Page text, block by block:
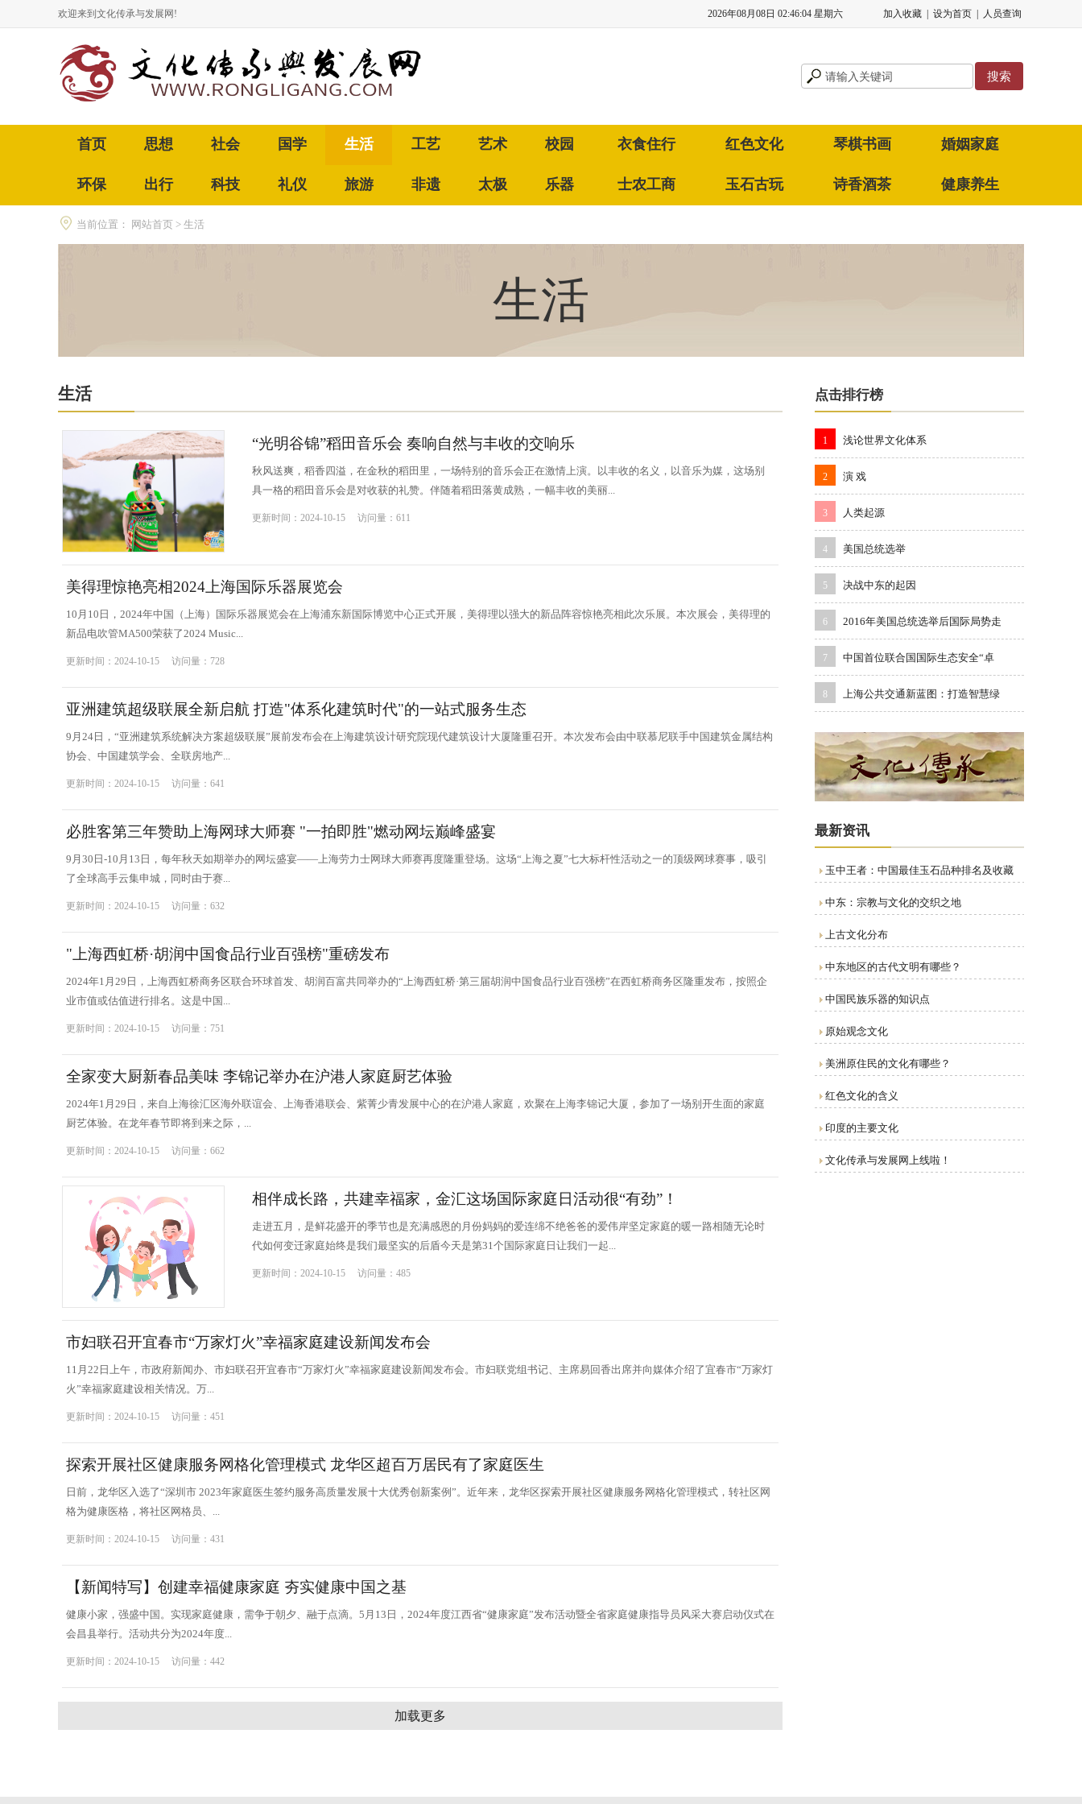
欢迎来到文化传承与发展网! 2026年08月08日 02:46:04 星期六 加入收藏 设为首页 人员查询
首页 思想 社会 国学 生活 工艺 艺术 校园 衣食住行 红色文化 琴棋书画 婚姻家庭
环保 出行 科技 礼仪 旅游 非遗 太极 乐器 士农工商 玉石古玩 诗香酒茶 健康养生
当前位置： 网站首页 > 生活
生活
生活
“光明谷锦”稻田音乐会 奏响自然与丰收的交响乐
秋风送爽，稻香四溢，在金秋的稻田里，一场特别的音乐会正在激情上演。以丰收的名义，以音乐为媒，这场别
具一格的稻田音乐会是对收获的礼赞。伴随着稻田落黄成熟，一幅丰收的美丽...
更新时间：2024-10-15 访问量：611
美得理惊艳亮相2024上海国际乐器展览会
10月10日，2024年中国（上海）国际乐器展览会在上海浦东新国际博览中心正式开展，美得理以强大的新品阵容惊艳亮相此次乐展。本次展会，美得理的
新品电吹管MA500荣获了2024 Music...
更新时间：2024-10-15 访问量：728
亚洲建筑超级联展全新启航 打造"体系化建筑时代"的一站式服务生态
9月24日，“亚洲建筑系统解决方案超级联展”展前发布会在上海建筑设计研究院现代建筑设计大厦隆重召开。本次发布会由中联慕尼联手中国建筑金属结构
协会、中国建筑学会、全联房地产...
更新时间：2024-10-15 访问量：641
必胜客第三年赞助上海网球大师赛 "一拍即胜"燃动网坛巅峰盛宴
9月30日-10月13日，每年秋天如期举办的网坛盛宴——上海劳力士网球大师赛再度隆重登场。这场“上海之夏”七大标杆性活动之一的顶级网球赛事，吸引
了全球高手云集申城，同时由于赛...
更新时间：2024-10-15 访问量：632
"上海西虹桥·胡润中国食品行业百强榜"重磅发布
2024年1月29日，上海西虹桥商务区联合环球首发、胡润百富共同举办的“上海西虹桥·第三届胡润中国食品行业百强榜”在西虹桥商务区隆重发布，按照企
业市值或估值进行排名。这是中国...
更新时间：2024-10-15 访问量：751
全家变大厨新春品美味 李锦记举办在沪港人家庭厨艺体验
2024年1月29日，来自上海徐汇区海外联谊会、上海香港联会、紫菁少青发展中心的在沪港人家庭，欢聚在上海李锦记大厦，参加了一场别开生面的家庭
厨艺体验。在龙年春节即将到来之际，...
更新时间：2024-10-15 访问量：662
相伴成长路，共建幸福家，金汇这场国际家庭日活动很“有劲”！
走进五月，是鲜花盛开的季节也是充满感恩的月份妈妈的爱连绵不绝爸爸的爱伟岸坚定家庭的暖一路相随无论时
代如何变迁家庭始终是我们最坚实的后盾今天是第31个国际家庭日让我们一起...
更新时间：2024-10-15 访问量：485
市妇联召开宜春市“万家灯火”幸福家庭建设新闻发布会
11月22日上午，市政府新闻办、市妇联召开宜春市“万家灯火”幸福家庭建设新闻发布会。市妇联党组书记、主席易回香出席并向媒体介绍了宜春市“万家灯
火”幸福家庭建设相关情况。万...
更新时间：2024-10-15 访问量：451
探索开展社区健康服务网格化管理模式 龙华区超百万居民有了家庭医生
日前，龙华区入选了“深圳市 2023年家庭医生签约服务高质量发展十大优秀创新案例”。近年来，龙华区探索开展社区健康服务网格化管理模式，转社区网
格为健康医格，将社区网格员、...
更新时间：2024-10-15 访问量：431
【新闻特写】创建幸福健康家庭 夯实健康中国之基
健康小家，强盛中国。实现家庭健康，需争于朝夕、融于点滴。5月13日，2024年度江西省“健康家庭”发布活动暨全省家庭健康指导员风采大赛启动仪式在
会昌县举行。活动共分为2024年度...
更新时间：2024-10-15 访问量：442
加载更多
点击排行榜
1 浅论世界文化体系
2 演 戏
3 人类起源
4 美国总统选举
5 决战中东的起因
6 2016年美国总统选举后国际局势走
7 中国首位联合国国际生态安全“卓
8 上海公共交通新蓝图：打造智慧绿
最新资讯
玉中王者：中国最佳玉石品种排名及收藏
中东：宗教与文化的交织之地
上古文化分布
中东地区的古代文明有哪些？
中国民族乐器的知识点
原始观念文化
美洲原住民的文化有哪些？
红色文化的含义
印度的主要文化
文化传承与发展网上线啦！